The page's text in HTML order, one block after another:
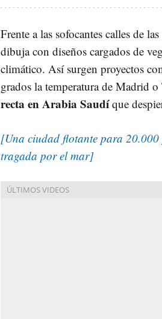
Frente a las sofocantes calles de
dibuja con diseños cargados de
climático. Así surgen proyectos
grados la temperatura de Madrid
recta en Arabia Saudíque
[Una ciudad flotante para 20.000
tragada por el mar]